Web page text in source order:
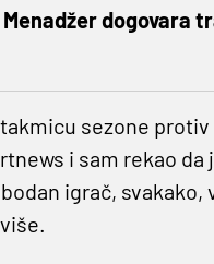
Menadžer dogovara
sezone
i sam rekao
igrač,